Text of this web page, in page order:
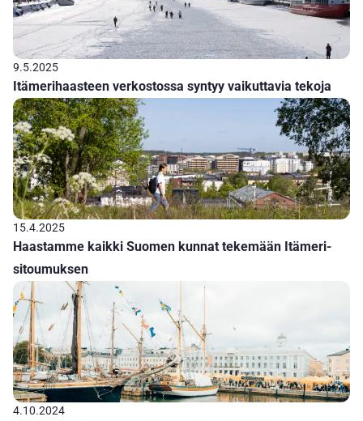
9.5.2025
Itämerihaasteen verkostossa syntyy vaikuttavia tekoja
15.4.2025
Haastamme kaikki Suomen kunnat tekemään Itämeri-
sitoumuksen
4.10.2024